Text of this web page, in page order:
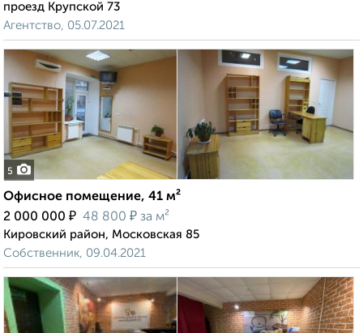
проезд Крупской 73
Агентство, 05.07.2021
5
Офисное помещение, 41 м²
2 000 000 ₽ 48 800 ₽ за м²
Кировский район, Московская 85
Собственник, 09.04.2021